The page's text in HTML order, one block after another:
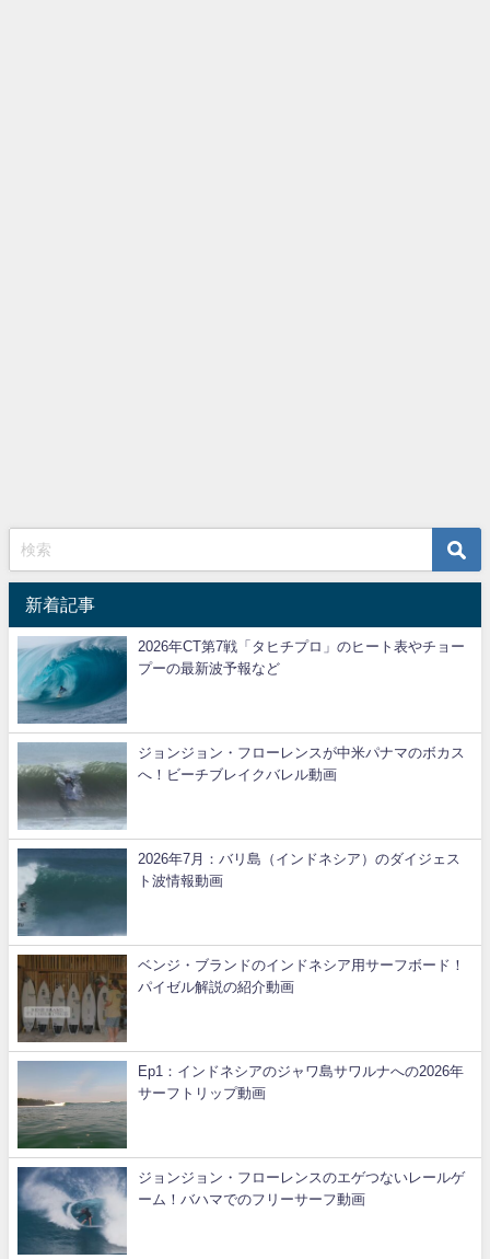
新着記事
2026年CT第7戦「タヒチプロ」のヒート表やチョー
プーの最新波予報など
ジョンジョン・フローレンスが中米パナマのボカス
へ！ビーチブレイクバレル動画
2026年7月：バリ島（インドネシア）のダイジェス
ト波情報動画
ベンジ・ブランドのインドネシア用サーフボード！
パイゼル解説の紹介動画
Ep1：インドネシアのジャワ島サワルナへの2026年
サーフトリップ動画
ジョンジョン・フローレンスのエゲつないレールゲ
ーム！バハマでのフリーサーフ動画